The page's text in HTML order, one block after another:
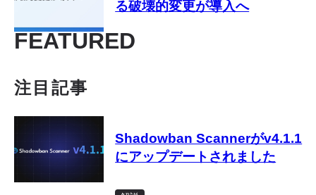
る破壊的変更が導入へ
FEATURED
注目記事
Shadowban Scannerがv4.1.1
にアップデートされました